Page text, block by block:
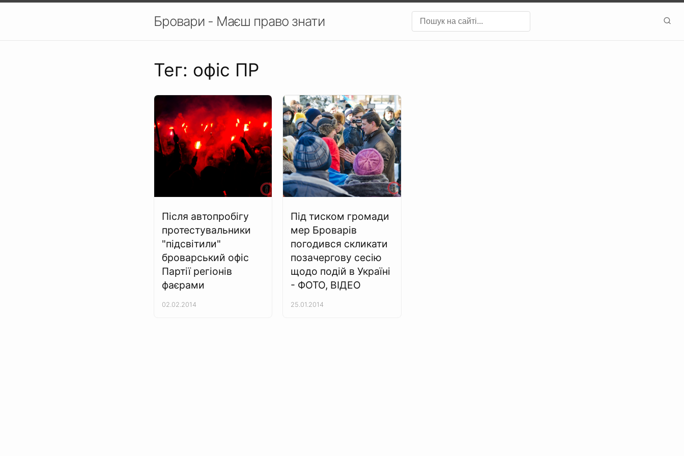
Бровари - Маєш право знати
Тег: офіс ПР
Після автопробігу
протестувальники
"підсвітили"
броварський офіс
Партії регіонів
фаєрами
02.02.2014
Під тиском громади
мер Броварів
погодився скликати
позачергову сесію
щодо подій в Україні
- ФОТО, ВІДЕО
25.01.2014